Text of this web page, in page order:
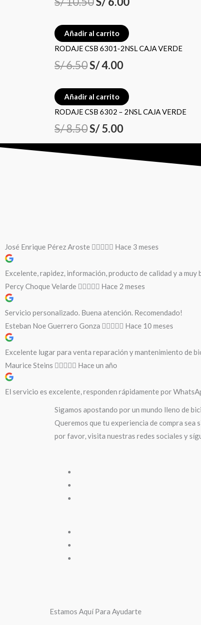
S/ 10.50.
Añadir al carrito
RODAJE CSB 6301-2NSL CAJA VERDE
S/6.50
S/ 6.50.
S/4.00
S/ 4.00.
Añadir al carrito
RODAJE CSB 6302 – 2NSL CAJA VERDE
S/8.50
S/ 8.50.
S/5.00
S/ 5.00.
José Enrique Pérez Aroste Hace 3 meses
Excelente, rapidez, información, producto de calidad y a muy
Percy Choque Velarde
Hace 2 meses
Servicio personalizado. Buena atención. Recomendado!
Esteban Noe Guerrero Gonza
Hace 10 meses
Excelente lugar para venta reparación y mantenimiento de
Maurice Steins
Hace un año
El servicio es excelente, responden rápidamente por
Sigamos apostando por un mundo lleno de
Queremos que tu experiencia de compra sea
por favor, visita nuestras redes sociales y
Estamos Aquí Para Ayudarte